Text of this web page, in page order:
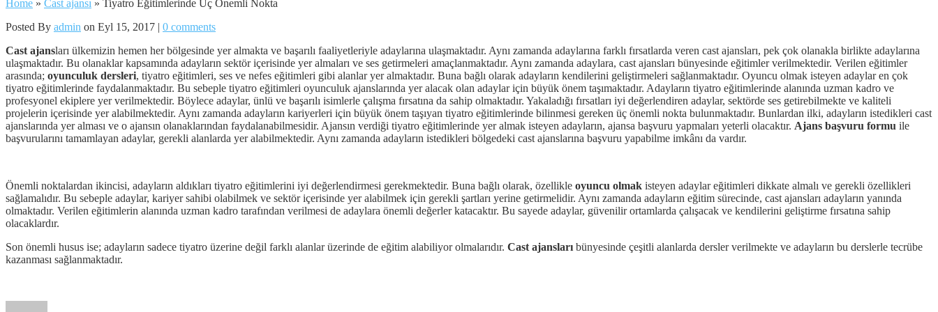
Home » Cast ajansı » Tiyatro Eğitimlerinde Üç Önemli Nokta
Posted By admin on Eyl 15, 2017 | 0 comments
Cast ajansları ülkemizin hemen her bölgesinde yer almakta ve başarılı faaliyetleriyle adaylarına ulaşmaktadır. Aynı zamanda adaylarına farklı fırsatlarda veren cast ajansları, pek çok olanakla birlikte adaylarına
ulaşmaktadır. Bu olanaklar kapsamında adayların sektör içerisinde yer almaları ve ses getirmeleri amaçlanmaktadır. Aynı zamanda adaylara, cast ajansları bünyesinde eğitimler verilmektedir. Verilen eğitimler
arasında; oyunculuk dersleri, tiyatro eğitimleri, ses ve nefes eğitimleri gibi alanlar yer almaktadır. Buna bağlı olarak adayların kendilerini geliştirmeleri sağlanmaktadır. Oyuncu olmak isteyen adaylar en çok
tiyatro eğitimlerinde faydalanmaktadır. Bu sebeple tiyatro eğitimleri oyunculuk ajanslarında yer alacak olan adaylar için büyük önem taşımaktadır. Adayların tiyatro eğitimlerinde alanında uzman kadro ve
profesyonel ekiplere yer verilmektedir. Böylece adaylar, ünlü ve başarılı isimlerle çalışma fırsatına da sahip olmaktadır. Yakaladığı fırsatları iyi değerlendiren adaylar, sektörde ses getirebilmekte ve kaliteli
projelerin içerisinde yer alabilmektedir. Aynı zamanda adayların kariyerleri için büyük önem taşıyan tiyatro eğitimlerinde bilinmesi gereken üç önemli nokta bulunmaktadır. Bunlardan ilki, adayların istedikleri cast
ajanslarında yer alması ve o ajansın olanaklarından faydalanabilmesidir. Ajansın verdiği tiyatro eğitimlerinde yer almak isteyen adayların, ajansa başvuru yapmaları yeterli olacaktır. Ajans başvuru formu ile
başvurularını tamamlayan adaylar, gerekli alanlarda yer alabilmektedir. Aynı zamanda adayların istedikleri bölgedeki cast ajanslarına başvuru yapabilme imkânı da vardır.
Önemli noktalardan ikincisi, adayların aldıkları tiyatro eğitimlerini iyi değerlendirmesi gerekmektedir. Buna bağlı olarak, özellikle oyuncu olmak isteyen adaylar eğitimleri dikkate almalı ve gerekli özellikleri
sağlamalıdır. Bu sebeple adaylar, kariyer sahibi olabilmek ve sektör içerisinde yer alabilmek için gerekli şartları yerine getirmelidir. Aynı zamanda adayların eğitim sürecinde, cast ajansları adayların yanında
olmaktadır. Verilen eğitimlerin alanında uzman kadro tarafından verilmesi de adaylara önemli değerler katacaktır. Bu sayede adaylar, güvenilir ortamlarda çalışacak ve kendilerini geliştirme fırsatına sahip
olacaklardır.
Son önemli husus ise; adayların sadece tiyatro üzerine değil farklı alanlar üzerinde de eğitim alabiliyor olmalarıdır. Cast ajansları bünyesinde çeşitli alanlarda dersler verilmekte ve adayların bu derslerle tecrübe
kazanması sağlanmaktadır.